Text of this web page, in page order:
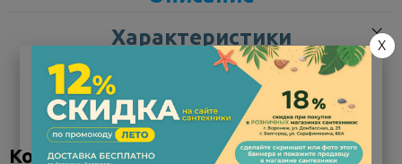
Характеристики
Раковина накладная на столешницу Sanita Luxe Ringo Slim
53×33 — стиль и удобство в вашей ванной комнате
Накладная раковина Sanita Luxe Ringo Slim 53 см — это
Коллекция "Ringo"
X